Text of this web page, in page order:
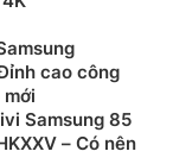
và thậm chí
hiệu năng và
vị thế hàng đầu
hiện nay
cao công
Samsung 85
– Có nên